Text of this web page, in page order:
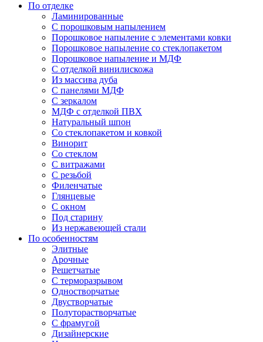
По отделке
Ламинированные
С порошковым напылением
Порошковое напыление с элементами ковки
Порошковое напыление со стеклопакетом
Порошковое напыление и МДФ
С отделкой винилискожа
Из массива дуба
С панелями МДФ
С зеркалом
МДФ с отделкой ПВХ
Натуральный шпон
Со стеклопакетом и ковкой
Винорит
Со стеклом
С витражами
С резьбой
Филенчатые
Глянцевые
С окном
Под старину
Из нержавеющей стали
По особенностям
Элитные
Арочные
Решетчатые
С терморазрывом
Одностворчатые
Двустворчатые
Полуторастворчатые
С фрамугой
Дизайнерские